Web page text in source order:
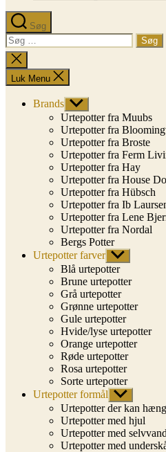
Søg
Søg
efter:
Luk
søgning
Luk Menu
Brands Vis
undermenu
Urtepotter fra Muubs
Urtepotter fra
Urtepotter fra Broste
Urtepotter fra Ferm
Urtepotter fra Hay
Urtepotter fra House
Urtepotter fra Hübsch
Urtepotter fra Ib
Urtepotter fra Lene
Urtepotter fra Nordal
Bergs Potter
Urtepotter farver Vis
undermenu
Blå urtepotter
Brune urtepotter
Grå urtepotter
Grønne urtepotter
Gule urtepotter
Hvide/lyse urtepotter
Orange urtepotter
Røde urtepotter
Rosa urtepotter
Sorte urtepotter
Urtepotter formål Vis
undermenu
Urtepotter der kan
Urtepotter med hjul
Urtepotter med
Urtepotter med